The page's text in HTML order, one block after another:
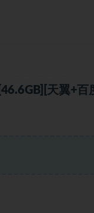
天翼+百